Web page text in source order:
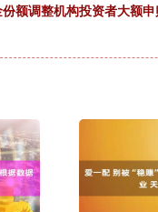
额调整机构投资者大额